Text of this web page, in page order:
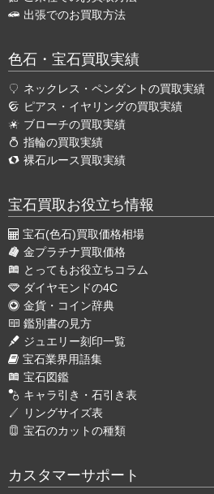
出張でのお買取方法
色石・宝石買取実績
ネックレス・ペンダントの買取実績
ピアス・イヤリングの買取実績
ブローチの買取実績
指輪の買取実績
裸石ルース買取実績
宝石買取お役立ち情報
宝石(色石)買取価格相場
金プラチナ買取価格
とってもお役立ちコラム
ダイヤモンドの4C
金貨・コイン辞典
鑑別書の見方
ジュエリー刻印一覧
宝石業界用語集
宝石図鑑
キャラ引き・石引き表
リングサイズ表
宝石のカットの種類
カスタマーサポート